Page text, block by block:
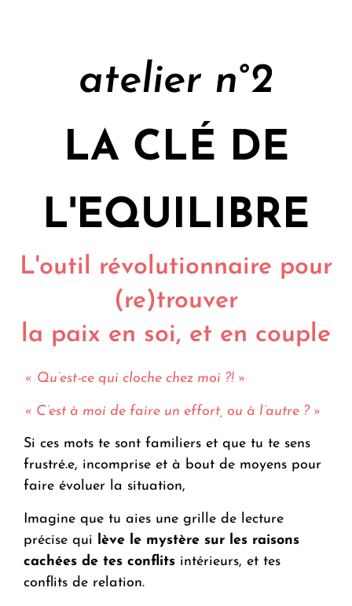
atelier n°2
LA CLÉ DE
L'EQUILIBRE
L'outil révolutionnaire pour
(re)trouver
la paix en soi, et en couple
« Qu’est-ce qui cloche chez moi ?! »
« C’est à moi de faire un effort, ou à l’autre ? »
Si ces mots te sont familiers et que tu te sens
frustré.e, incomprise et à bout de moyens pour
faire évoluer la situation,
Imagine que tu aies une grille de lecture
précise qui
lève le mystère sur les raisons
cachées de tes conflits intérieurs, et tes
conflits de relation.